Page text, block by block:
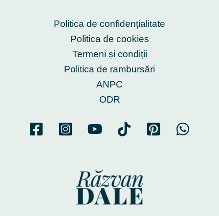
Politica de confidențialitate
Politica de cookies
Termeni și condiții
Politica de rambursări
ANPC
ODR